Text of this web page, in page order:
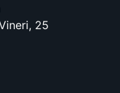
25